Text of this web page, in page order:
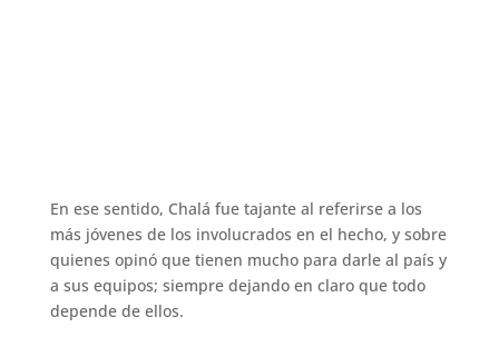
En ese sentido, Chalá fue tajante al referirse a los
más jóvenes de los involucrados en el hecho, y sobre
quienes opinó que tienen mucho para darle al país y
a sus equipos; siempre dejando en claro que todo
depende de ellos.